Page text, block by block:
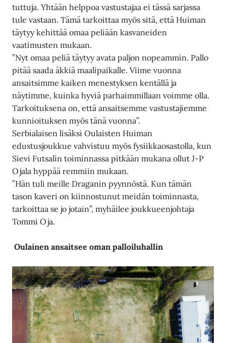
tuttuja. Yhtään helppoa vastustajaa ei tässä sarjassa
tule vastaan. Tämä tarkoittaa myös sitä, että Huiman
täytyy kehittää omaa peliään kasvaneiden
vaatimusten mukaan.
”Nyt omaa peliä täytyy avata paljon nopeammin. Pallo
pitää saada äkkiä maalipaikalle. Viime vuonna
ansaitsimme kaiken menestyksen kentällä ja
näytimme, kuinka hyviä parhaimmillaan voimme olla.
Tarkoituksena on, että ansaitsemme vastustajiemme
kunnioituksen myös tänä vuonna”.
Serbialaisen lisäksi Oulaisten Huiman
edustusjoukkue vahvistuu myös fysiikkaosastolla, kun
Sievi Futsalin toiminnassa pitkään mukana ollut J-P
Ojala hyppää remmiin mukaan.
”Hän tuli meille Draganin pyynnöstä. Kun tämän
tason kaveri on kiinnostunut meidän toiminnasta,
tarkoittaa se jo jotain”, myhäilee joukkueenjohtaja
Tommi Oja.
Oulainen ansaitsee oman palloiluhallin